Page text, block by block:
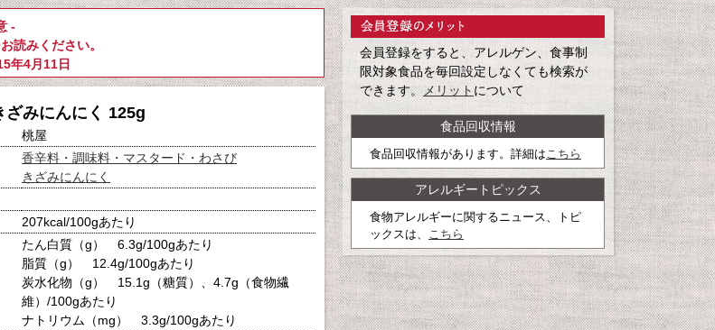
-
読みください。
年4月11日
みにんにく 125g
桃屋
香辛料・調味料・マスタード・わさび
きざみにんにく
207kcal/100gあたり
たん白質（g） 6.3g/100gあたり
脂質（g） 12.4g/100gあたり
炭水化物（g） 15.1g（糖質）、4.7g（食物繊
維）/100gあたり
ナトリウム（mg） 3.3g/100gあたり
会員登録をすると、アレルゲン、食事制
限対象食品を毎回設定しなくても検索が
できます。メリットについて
食品回収情報
食品回収情報があります。詳細は こちら
アレルギートピックス
食物アレルギーに関するニュース、トピ
ックスは、
こちら